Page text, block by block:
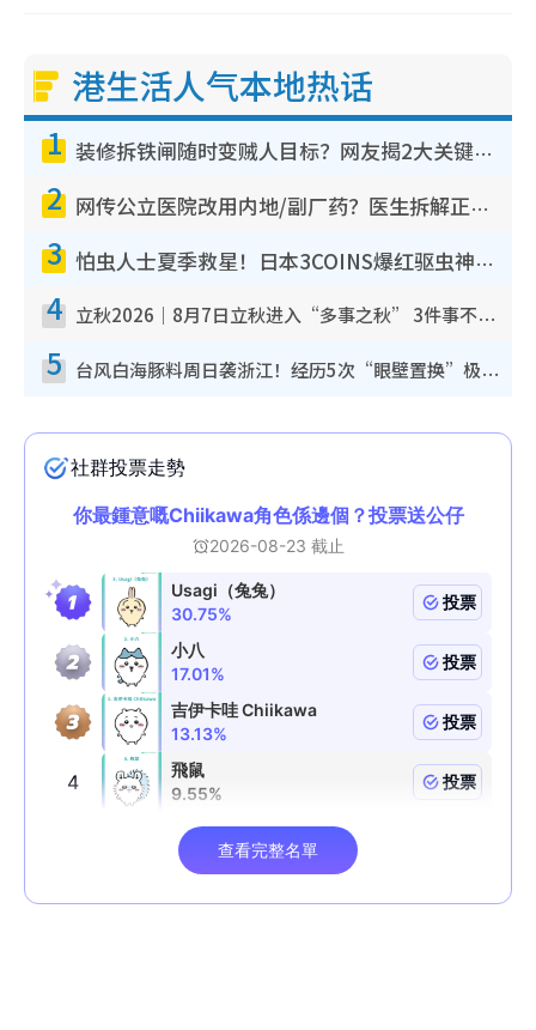
港生活人气本地热话
1 装修拆铁闸随时变贼人目标？网友揭2大关键用途：装新款等于白装？附新旧铁闸分别
2 网传公立医院改用内地/副厂药？医生拆解正副厂分别，揭4类人换药随时出事
3 怕虫人士夏季救星！日本3COINS爆红驱虫神器$45起 1招“全程免触碰”轻松搞定小强
4 立秋2026｜8月7日立秋进入“多事之秋” 3件事不可做！专家教6招开运 清杂物／钱包纳气接好运
5 台风白海豚料周日袭浙江！经历5次“眼壁置换”极罕见 成登陆内地最长途台风